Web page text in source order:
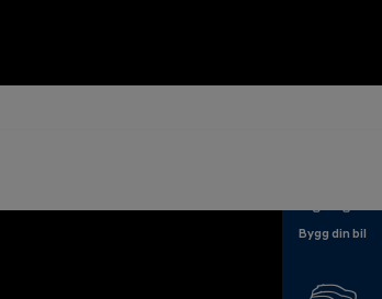
Bygg din bil